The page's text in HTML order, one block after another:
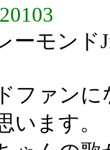
ーモン
ファン
います。